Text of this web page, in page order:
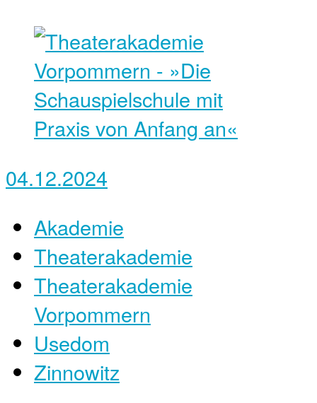
04.12.2024
Akademie
Theaterakademie
Theaterakademie
Vorpommern
Usedom
Zinnowitz